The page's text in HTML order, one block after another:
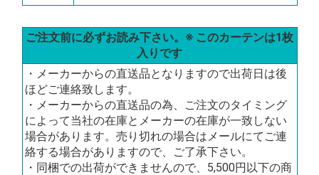
ご注文前に必ずお読み下さい。※ このカーテンは1枚
入りです
・メーカーからの直送品となりますので出荷日は後
ほどご連絡致します。
・メーカーからの直送品の為、ご注文のタイミング
によって当社の在庫とメーカーの在庫が一致しない
場合があります。売り切れの場合はメールにてご連
絡する場合がありますので、ご了承下さい。
・同梱での出荷ができませんので、5,500円以下の商